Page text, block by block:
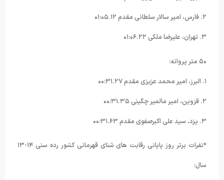
۲. فارس، امیر سالار سلطانی مقدم ۰۱:۰۵.۱۲
۳. تهران، علیرضا ملکی ۰۱:۰۶.۲۲
۵۰ متر پروانه:
۲. قزوین، امیر مالمیر چگینی ۰۰:۳۱.۳۵
۳. یزد، سید علی اکبرصفوی مقدم ۰۰:۳۱.۶۳
*نفرات برتر روز پایانی رقابت های شنای قهرمانی کشور رده سنی ۱۴-۱۳
سال: